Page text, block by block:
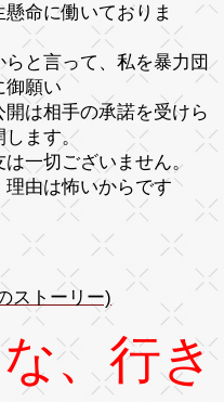
命に働いておりま
と言って、私を暴力団
御願い
は相手の承諾を受けら
します。
一切ございません。
由は怖いからです
ストーリー)
、行き